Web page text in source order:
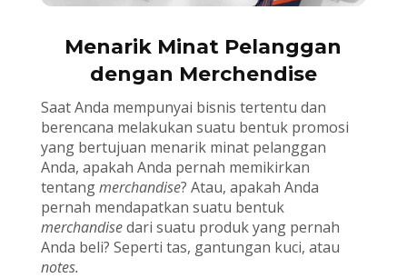
Menarik Minat Pelanggan
dengan Merchendise
Saat Anda mempunyai bisnis tertentu dan
berencana melakukan suatu bentuk promosi
yang bertujuan menarik minat pelanggan
Anda, apakah Anda pernah memikirkan
tentangmerchandise? Atau, apakah Anda
pernah mendapatkan suatu bentuk
merchandisedari suatu produk yang pernah
Anda beli? Seperti tas, gantungan kuci, atau
notes.